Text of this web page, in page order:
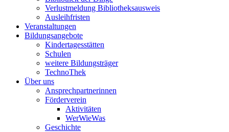
Verlustmeldung Bibliotheksausweis
Ausleihfristen
Veranstaltungen
Bildungsangebote
Kindertagesstätten
Schulen
weitere Bildungsträger
TechnoThek
Über uns
Ansprechpartnerinnen
Förderverein
Aktivitäten
WerWieWas
Geschichte